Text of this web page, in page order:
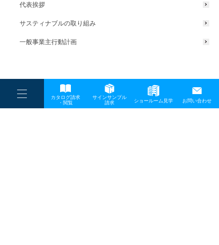
----
----
-
カタログ請求
・閲覧
サインサンプル
請求
ショールーム見学 お問い合わせ
代表挨拶
サスティナブルの取り組み
一般事業主行動計画